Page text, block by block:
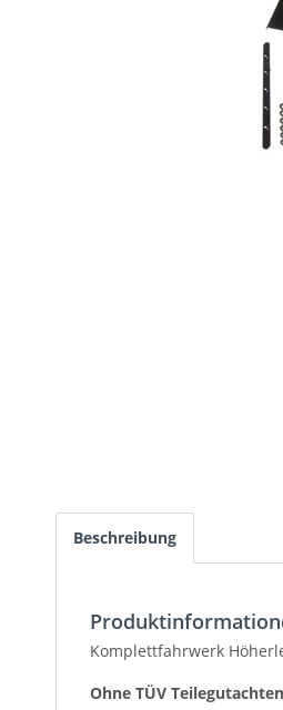
Beschreibung
Komplettfahrwerk
Ohne TÜV Teilegutachten